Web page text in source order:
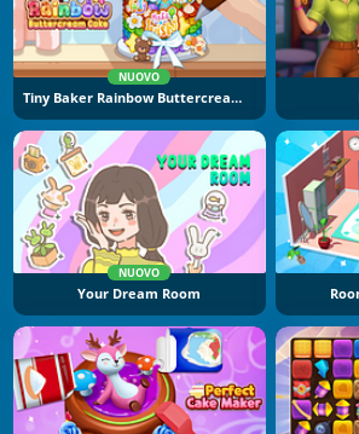
NUOVO
Tiny Baker Rainbow Buttercream Cake
NUOVO
Your Dream Room